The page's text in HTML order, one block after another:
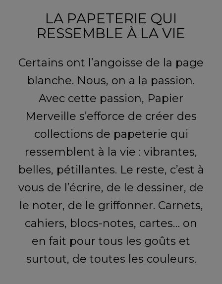
LA PAPETERIE QUI
RESSEMBLE À LA VIE
Certains ont l’angoisse de la page
blanche. Nous, on a la passion.
Avec cette passion, Papier
Merveille s’efforce de créer des
collections de papeterie qui
ressemblent à la vie : vibrantes,
belles, pétillantes. Le reste, c’est à
vous de l’écrire, de le dessiner, de
le noter, de le griffonner. Carnets,
cahiers, blocs-notes, cartes… on
en fait pour tous les goûts et
surtout, de toutes les couleurs.